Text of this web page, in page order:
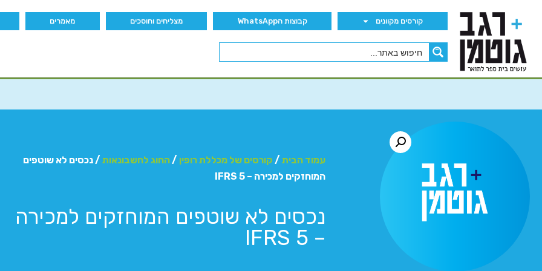
קורסים מקוונים קבוצות הWhatsApp מצליחים וחוסכים מאמרים
עמוד הבית / קורסים של מכללת רופין /החוג לחשבונאות / נכסים לא שוטפים
המוחזקים למכירה – IFRS 5
נכסים לא שוטפים המוחזקים למכירה
– IFRS 5